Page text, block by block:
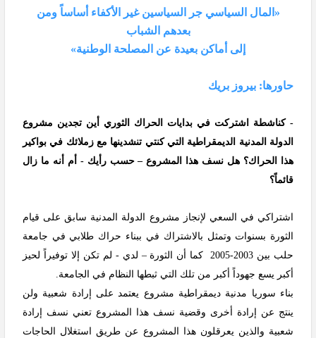
«المال السياسي جر السياسين غير الأكفاء أساساً ومن
بعدهم الشباب
إلى أماكن بعيدة عن المصلحة الوطنية»
حاورها: بيروز بريك
- كناشطة اشتركت في بدايات الحراك الثوري أين تجدين مشروع
الدولة المدنية الديمقراطية التي كنتي تنشدينها مع زملائك في بواكير
هذا الحراك؟ هل نسف هذا المشروع – حسب رأيك - أم أنه ما زال
قائماً؟
اشتراكي في السعي لإنجاز مشروع الدولة المدنية سابق على قيام
الثورة بسنوات وتمثل بالاشتراك في ببناء حراك طلابي في جامعة
حلب بين 2003-2005 كما أن الثورة – لدي - لم تكن إلا توفيراً لحيز
أكبر يسع جهوداً أكبر من تلك التي ثبطها النظام في الجامعة.
بناء سوريا مدنية ديمقراطية مشروع يعتمد على إرادة شعبية ولن
ينتج عن إرادة أخرى وقضية نسف هذا المشروع تعني نسف إرادة
شعبية والذين يعرقلون هذا المشروع عن طريق استغلال الحاجات